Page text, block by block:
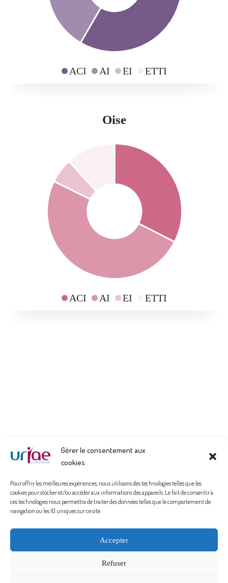
Gérer le consentement aux
cookies
Pour offrir les meilleures expériences, nous utilisons des technologies telles que les
cookies pour stocker et/ou accéder aux informations des appareils. Le fait de consentir à
ces technologies nous permettra de traiter des données telles que le comportement de
navigation ou les ID uniques sur ce site.
Accepter
Refuser
ACI AI EI ETTI
Oise
ACI AI EI ETTI
Politique de confidentialité
Mentions Légales